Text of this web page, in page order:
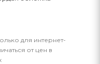
для интернет-
от цен в